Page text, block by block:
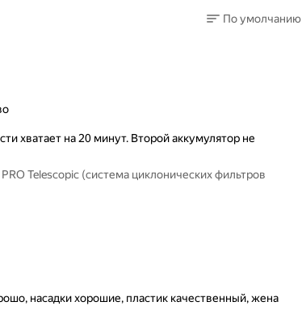
По умолчанию
хватает на 20 минут. Второй аккумулятор не
Telescopic (система циклонических фильтров
насадки хорошие, пластик качественный, жена